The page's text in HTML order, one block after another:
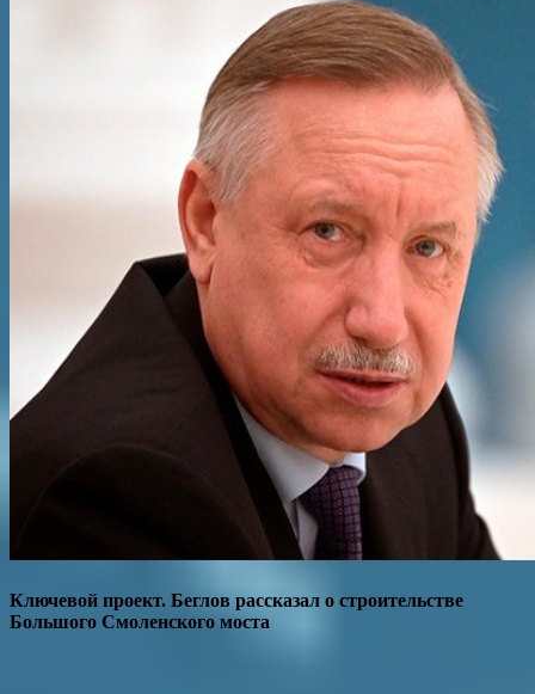
Ключевой проект. Беглов рассказал о строительстве
Большого Смоленского моста